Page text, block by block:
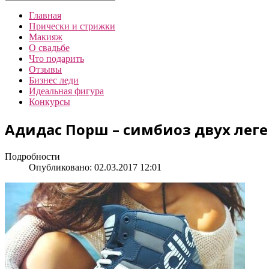
Главная
Прически и стрижки
Макияж
О свадьбе
Что подарить
Отзывы
Бизнес леди
Идеальная фигура
Конкурсы
Адидас Порш – симбиоз двух
Подробности
Опубликовано: 02.03.2017 12:01